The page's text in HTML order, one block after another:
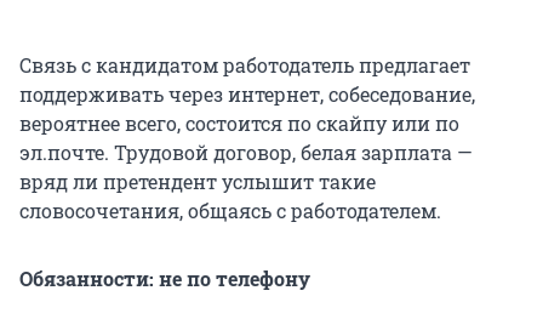
Связь с кандидатом работодатель предлагает
поддерживать через интернет, собеседование,
вероятнее всего, состоится по скайпу или по
эл.почте. Трудовой договор, белая зарплата —
вряд ли претендент услышит такие
словосочетания, общаясь с работодателем.
Обязанности: не по телефону